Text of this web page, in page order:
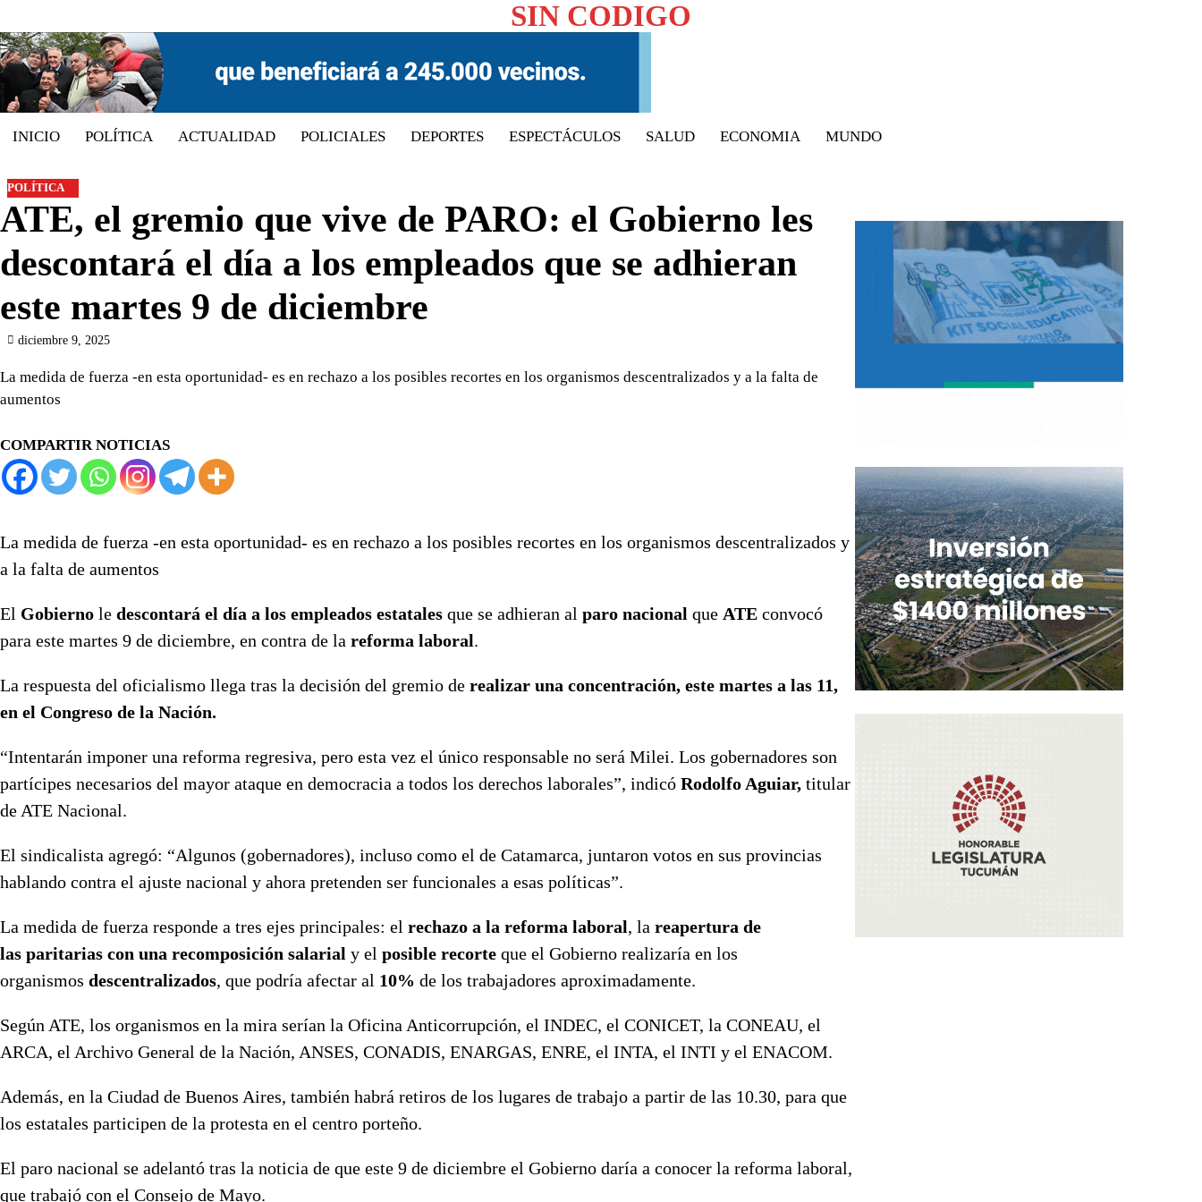
to
content
SIN CODIGO
INICIO POLÍTICA ACTUALIDAD POLICIALES DEPORTES ESPECTÁCULOS SALUD ECONOMIA MUNDO
POLÍTICA
ATE, el gremio que vive de PARO: el Gobierno les
descontará el día a los empleados que se adhieran
este martes 9 de diciembre
diciembre 9, 2025
La medida de fuerza -en esta oportunidad- es en rechazo a los posibles recortes en los organismos descentralizados y a la falta de
aumentos
COMPARTIR NOTICIAS
La medida de fuerza -en esta oportunidad- es en rechazo a los posibles recortes en los organismos descentralizados y
a la falta de aumentos
El Gobierno le descontará el día a los empleados estatales que se adhieran al paro nacional que ATE convocó
para este martes 9 de diciembre, en contra de la reforma laboral.
La respuesta del oficialismo llega tras la decisión del gremio de realizar una concentración, este martes a las 11,
en el Congreso de la Nación.
“Intentarán imponer una reforma regresiva, pero esta vez el único responsable no será Milei. Los gobernadores son
partícipes necesarios del mayor ataque en democracia a todos los derechos laborales”, indicó Rodolfo Aguiar, titular
de ATE Nacional.
El sindicalista agregó: “Algunos (gobernadores), incluso como el de Catamarca, juntaron votos en sus provincias
hablando contra el ajuste nacional y ahora pretenden ser funcionales a esas políticas”.
La medida de fuerza responde a tres ejes principales: el rechazo a la reforma laboral, la reapertura de
las paritarias con una recomposición salarial y el posible recorte que el Gobierno realizaría en los
organismos descentralizados, que podría afectar al 10% de los trabajadores aproximadamente.
Según ATE, los organismos en la mira serían la Oficina Anticorrupción, el INDEC, el CONICET, la CONEAU, el
ARCA, el Archivo General de la Nación, ANSES, CONADIS, ENARGAS, ENRE, el INTA, el INTI y el ENACOM.
Además, en la Ciudad de Buenos Aires, también habrá retiros de los lugares de trabajo a partir de las 10.30, para que
los estatales participen de la protesta en el centro porteño.
El paro nacional se adelantó tras la noticia de que este 9 de diciembre el Gobierno daría a conocer la reforma laboral,
que trabajó con el Consejo de Mayo.